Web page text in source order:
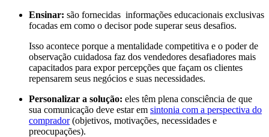
Ensinar: são fornecidas informações educacionais exclusivas
focadas em como o decisor pode superar seus desafios.
Isso acontece porque a mentalidade competitiva e o poder de
observação cuidadosa faz dos vendedores desafiadores mais
capacitados para expor percepções que façam os clientes
repensarem seus negócios e suas necessidades.
Personalizar a solução: eles têm plena consciência de que
sua comunicação deve estar em sintonia com a perspectiva do
comprador(objetivos, motivações, necessidades e
preocupações).